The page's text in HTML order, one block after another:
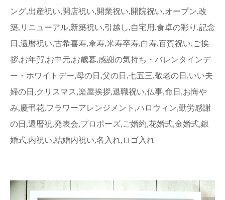
ング,出産祝い,開店祝い,開業祝い,開院祝い,オープン,改
築,リニューアル,新築祝い,引越し,自宅用,食卓の彩り,記念
日,還暦祝い,古希喜寿,傘寿,米寿卒寿,白寿,百賀祝い,ご挨
拶,お年賀,お中元,お歳暮,感謝の気持ち・バレンタインデ
ー・ホワイトデー,母の日,父の日,七五三,敬老の日,いい夫
婦の日,クリスマス,楽屋挨拶,退職祝い,仏事,命日,お悔や
み,慶弔花,フラワーアレンジメント,ハロウィン,勤労感謝
の日,還暦祝,発表会,プロポーズ,ご婚約,花婚式,金婚式,銀
婚式,内祝い,結婚内祝い,名入れ,ロゴ入れ